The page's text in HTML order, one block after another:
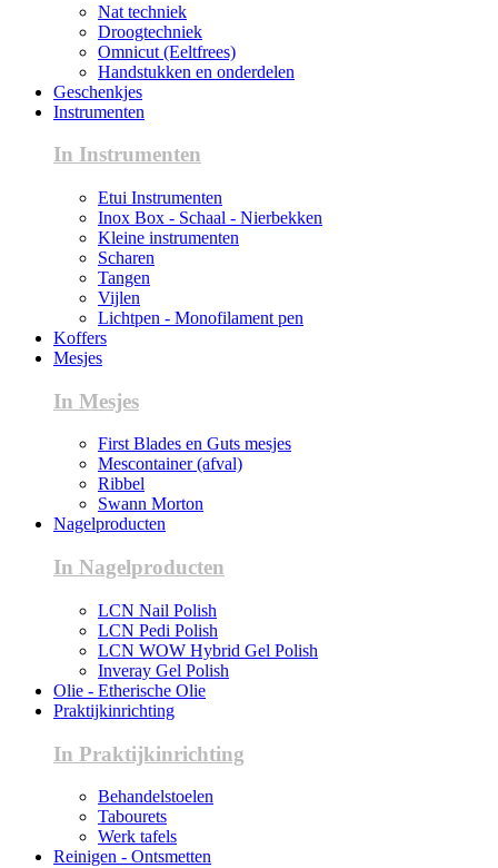
Nat techniek
Droogtechniek
Omnicut (Eeltfrees)
Handstukken en onderdelen
Geschenkjes
Instrumenten
In Instrumenten
Etui Instrumenten
Inox Box - Schaal - Nierbekken
Kleine instrumenten
Scharen
Tangen
Vijlen
Lichtpen - Monofilament pen
Koffers
Mesjes
In Mesjes
First Blades en Guts mesjes
Mescontainer (afval)
Ribbel
Swann Morton
Nagelproducten
In Nagelproducten
LCN Nail Polish
LCN Pedi Polish
LCN WOW Hybrid Gel Polish
Inveray Gel Polish
Olie - Etherische Olie
Praktijkinrichting
In Praktijkinrichting
Behandelstoelen
Tabourets
Werk tafels
Reinigen - Ontsmetten